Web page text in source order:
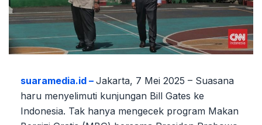
suaramedia.id – Jakarta, 7 Mei 2025 – Suasana
haru menyelimuti kunjungan Bill Gates ke
Indonesia. Tak hanya mengecek program Makan